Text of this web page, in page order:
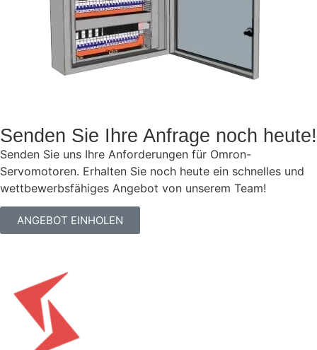
Senden Sie Ihre Anfrage noch heute!
Senden Sie uns Ihre Anforderungen für Omron-
Servomotoren. Erhalten Sie noch heute ein schnelles und
wettbewerbsfähiges Angebot von unserem Team!
ANGEBOT EINHOLEN